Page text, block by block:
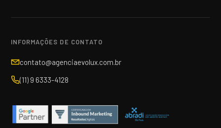
INFORMAÇÕES DE CONTATO
contato@agenciaevolux.com.br
(11) 9 6333-4128